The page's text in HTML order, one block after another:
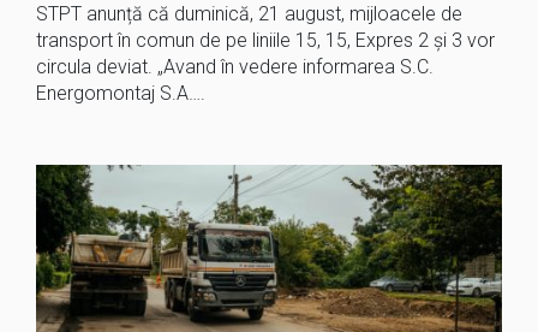
STPT anunță că duminică, 21 august, mijloacele de
transport în comun de pe liniile 15, 15, Expres 2 și 3 vor
circula deviat. „Avand în vedere informarea S.C.
Energomontaj S.A….